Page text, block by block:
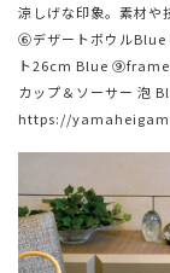
涼しげな印象。素材や
⑥デザートボウル
ト26cm Blue ⑨frame
カップ＆ソーサー 泡
https://